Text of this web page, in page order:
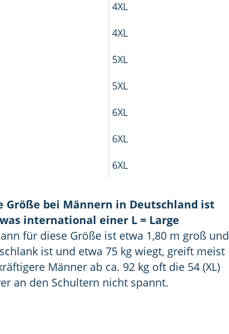
4XL
4XL
5XL
5XL
6XL
6XL
6XL
Größe bei Männern in Deutschland ist
international einer L = Large
für diese Größe ist etwa 1,80 m groß und
ist und etwa 75 kg wiegt, greift meist
Männer ab ca. 92 kg oft die 54 (XL)
an den Schultern nicht spannt.